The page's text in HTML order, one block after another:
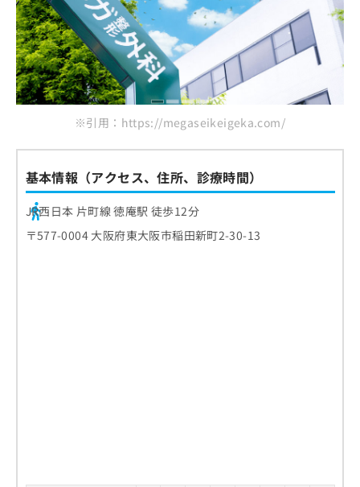
※引用：https://megaseikeigeka.com/
基本情報（アクセス、住所、診療時間）
JR西日本 片町線 徳庵駅 徒歩12分
〒577-0004 大阪府東大阪市稲田新町2-30-13